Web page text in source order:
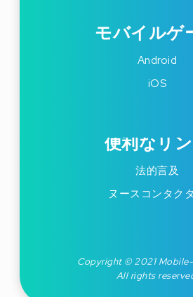
モバイルゲ
Android
iOS
便利なリ
法的言及
ヌースコンタク
Copyright © 2021
All rights